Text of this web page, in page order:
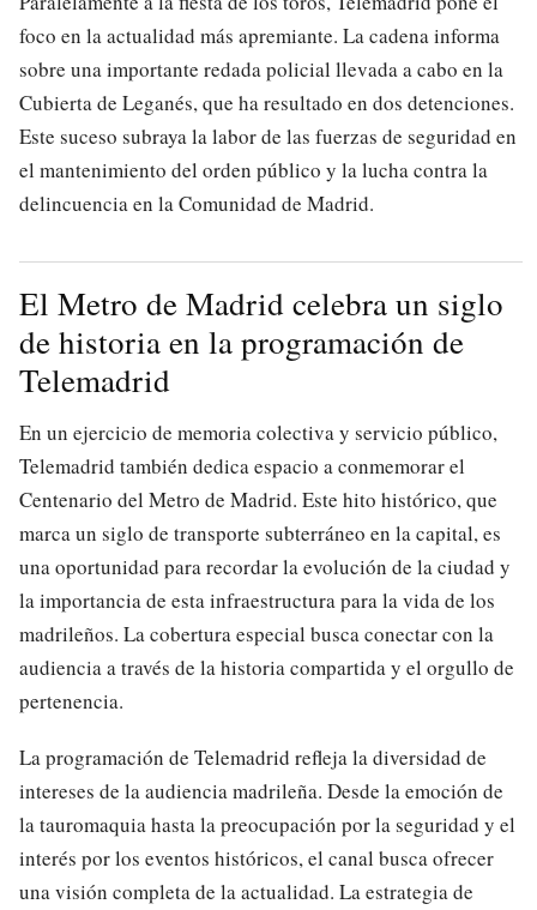
foco en la actualidad más apremiante. La cadena informa
sobre una importante redada policial llevada a cabo en la
Cubierta de Leganés, que ha resultado en dos detenciones.
Este suceso subraya la labor de las fuerzas de seguridad en
el mantenimiento del orden público y la lucha contra la
delincuencia en la Comunidad de Madrid.
El Metro de Madrid celebra un siglo
de historia en la programación de
Telemadrid
En un ejercicio de memoria colectiva y servicio público,
Telemadrid también dedica espacio a conmemorar el
Centenario del Metro de Madrid. Este hito histórico, que
marca un siglo de transporte subterráneo en la capital, es
una oportunidad para recordar la evolución de la ciudad y
la importancia de esta infraestructura para la vida de los
madrileños. La cobertura especial busca conectar con la
audiencia a través de la historia compartida y el orgullo de
pertenencia.
La programación de Telemadrid refleja la diversidad de
intereses de la audiencia madrileña. Desde la emoción de
la tauromaquia hasta la preocupación por la seguridad y el
interés por los eventos históricos, el canal busca ofrecer
una visión completa de la actualidad. La estrategia de